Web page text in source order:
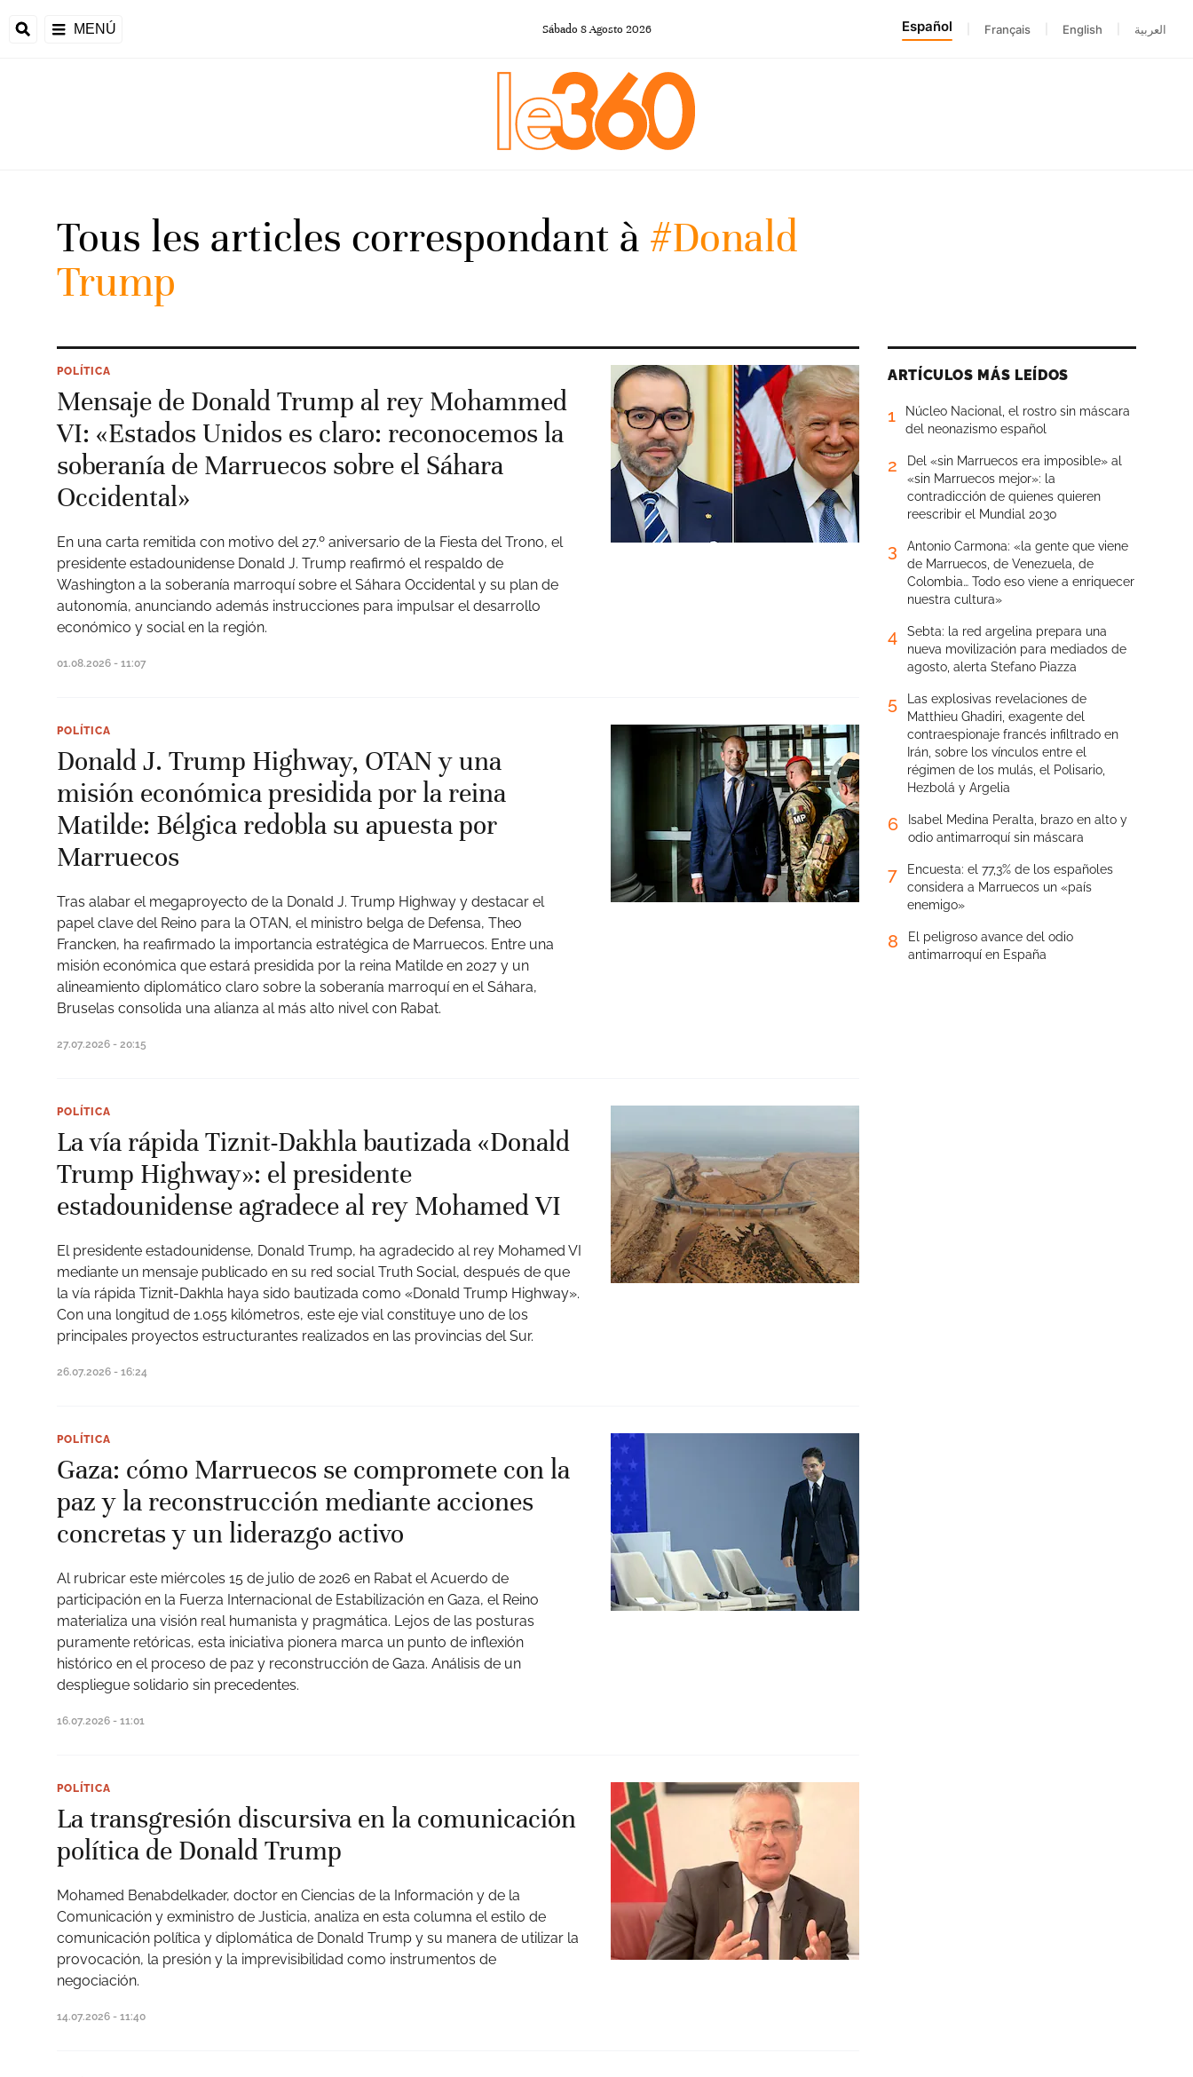
MENÚ Sábado 8Agosto 2026 Español Français English العربية
Tous les articles correspondant à #Donald
Trump
POLÍTICA
Mensaje de Donald Trump al rey Mohammed
VI: «Estados Unidos es claro: reconocemos la
soberanía de Marruecos sobre el Sáhara
Occidental»
En una carta remitida con motivo del 27.º aniversario de la Fiesta del Trono, el
presidente estadounidense Donald J. Trump reafirmó el respaldo de
Washington a la soberanía marroquí sobre el Sáhara Occidental y su plan de
autonomía, anunciando además instrucciones para impulsar el desarrollo
económico y social en la región.
01.08.2026 - 11:07
POLÍTICA
Donald J. Trump Highway, OTAN y una
misión económica presidida por la reina
Matilde: Bélgica redobla su apuesta por
Marruecos
Tras alabar el megaproyecto de la Donald J. Trump Highway y destacar el
papel clave del Reino para la OTAN, el ministro belga de Defensa, Theo
Francken, ha reafirmado la importancia estratégica de Marruecos. Entre una
misión económica que estará presidida por la reina Matilde en 2027 y un
alineamiento diplomático claro sobre la soberanía marroquí en el Sáhara,
Bruselas consolida una alianza al más alto nivel con Rabat.
27.07.2026 - 20:15
POLÍTICA
La vía rápida Tiznit-Dakhla bautizada «Donald
Trump Highway»: el presidente
estadounidense agradece al rey Mohamed VI
El presidente estadounidense, Donald Trump, ha agradecido al rey Mohamed VI
mediante un mensaje publicado en su red social Truth Social, después de que
la vía rápida Tiznit-Dakhla haya sido bautizada como «Donald Trump Highway».
Con una longitud de 1.055 kilómetros, este eje vial constituye uno de los
principales proyectos estructurantes realizados en las provincias del Sur.
26.07.2026 - 16:24
POLÍTICA
Gaza: cómo Marruecos se compromete con la
paz y la reconstrucción mediante acciones
concretas y un liderazgo activo
Al rubricar este miércoles 15 de julio de 2026 en Rabat el Acuerdo de
participación en la Fuerza Internacional de Estabilización en Gaza, el Reino
materializa una visión real humanista y pragmática. Lejos de las posturas
puramente retóricas, esta iniciativa pionera marca un punto de inflexión
histórico en el proceso de paz y reconstrucción de Gaza. Análisis de un
despliegue solidario sin precedentes.
16.07.2026 - 11:01
POLÍTICA
La transgresión discursiva en la comunicación
política de Donald Trump
Mohamed Benabdelkader, doctor en Ciencias de la Información y de la
Comunicación y exministro de Justicia, analiza en esta columna el estilo de
comunicación política y diplomática de Donald Trump y su manera de utilizar la
provocación, la presión y la imprevisibilidad como instrumentos de
negociación.
14.07.2026 - 11:40
ARTÍCULOS MÁS LEÍDOS
1
Núcleo Nacional, el rostro sin máscara
del neonazismo español
2
Del «sin Marruecos era imposible» al
«sin Marruecos mejor»: la
contradicción de quienes quieren
reescribir el Mundial 2030
3
Antonio Carmona: «la gente que viene
de Marruecos, de Venezuela, de
Colombia… Todo eso viene a enriquecer
nuestra cultura»
4
Sebta: la red argelina prepara una
nueva movilización para mediados de
agosto, alerta Stefano Piazza
5
Las explosivas revelaciones de
Matthieu Ghadiri, exagente del
contraespionaje francés infiltrado en
Irán, sobre los vínculos entre el
régimen de los mulás, el Polisario,
Hezbolá y Argelia
6
Isabel Medina Peralta, brazo en alto y
odio antimarroquí sin máscara
7
Encuesta: el 77,3% de los españoles
considera a Marruecos un «país
enemigo»
8
El peligroso avance del odio
antimarroquí en España